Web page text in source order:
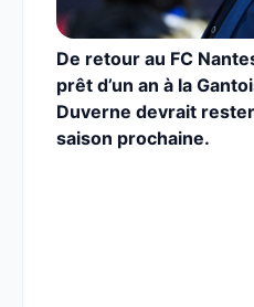
De retour au FC
prêt d’un an à la
Duverne devrait
saison prochaine.